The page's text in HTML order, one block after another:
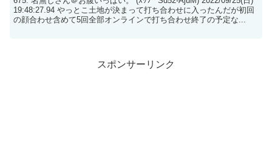
19:48:27.94 やっとこ土地が決まって打ち合わせに入ったんだが初回
の顔合わせ含めて5回全部オンラインで打ち合わせ終了の予定な...
スポンサーリンク